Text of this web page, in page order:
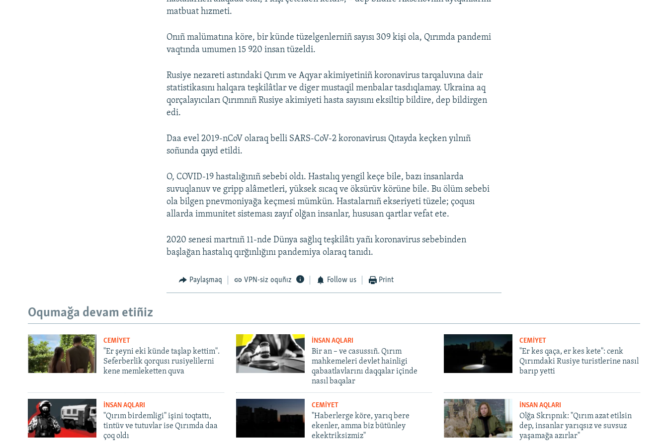
matbuat hızmeti.
Onıñ malümatına köre, bir künde tüzelgenlerniñ sayısı 309 kişi ola, Qırımda pandemi
vaqtında umumen 15 920 insan tüzeldi.
Rusiye nezareti astındaki Qırım ve Aqyar akimiyetiniñ koronavirus tarqaluvına dair
statistikasını halqara teşkilâtlar ve diger mustaqil menbalar tasdıqlamay. Ukraina aq
qorçalayıcıları Qırımnıñ Rusiye akimiyeti hasta sayısını eksiltip bildire, dep bildirgen
edi.
Daa evel 2019-nCoV olaraq belli SARS-CoV-2 koronavirusı Qıtayda keçken yılnıñ
soñunda qayd etildi.
O, COVID-19 hastalığınıñ sebebi oldı. Hastalıq yengil keçe bile, bazı insanlarda
suvuqlanuv ve gripp alâmetleri, yüksek sıcaq ve öksürüv körüne bile. Bu ölüm sebebi
ola bilgen pnevmoniyağa keçmesi mümkün. Hastalarnıñ ekseriyeti tüzele; çoqusı
allarda immunitet sisteması zayıf olğan insanlar, hususan qartlar vefat ete.
2020 senesi martnıñ 11-nde Dünya sağlıq teşkilâtı yañı koronavirus sebebinden
başlağan hastalıq qırğınlığını pandemiya olaraq tanıdı.
Paylaşmaq VPN-siz oquñız Follow us Print
Oqumağa devam etiñiz
CEMİYET
"Er şeyni eki künde taşlap kettim".
Seferberlik qorqusı rusiyelilerni
kene memleketten quva
İNSAN AQLARI
Bir an – ve casussıñ. Qırım
mahkemeleri devlet hainligi
qabaatlavlarını daqqalar içinde
nasıl baqalar
CEMİYET
"Er kes qaça, er kes kete": cenk
Qırımdaki Rusiye turistlerine nasıl
barıp yetti
İNSAN AQLARI
"Qırım birdemligi" işini toqtattı,
tintüv ve tutuvlar ise Qırımda daa
çoq oldı
CEMİYET
"Haberlerge köre, yarıq bere
ekenler, amma biz bütünley
ekektriksizmiz"
İNSAN AQLARI
Olğa Skrıpnık: "Qırım azat etilsin
dep, insanlar yarıqsız ve suvsuz
yaşamağa azırlar"